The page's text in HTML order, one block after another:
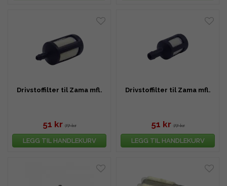
Drivstoffilter til Zama mfl.
51 kr 77 kr
LEGG TIL HANDLEKURV
Drivstoffilter til Zama mfl.
51 kr 77 kr
LEGG TIL HANDLEKURV